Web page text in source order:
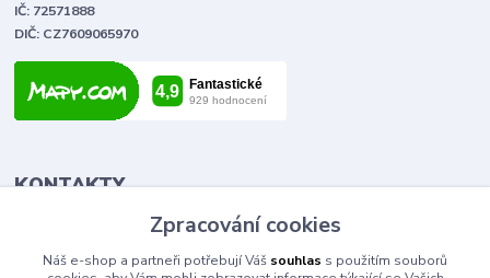
IČ: 72571888
DIČ: CZ7609065970
KONTAKTY
Tomáš Vlček
+420 702 090 443
Zpracování cookies
Náš e-shop a partneři potřebují Váš souhlas s použitím souborů